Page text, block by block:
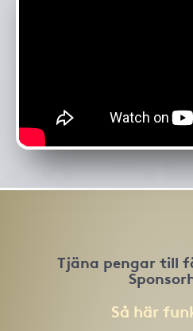
Tjäna pengar till
Så här